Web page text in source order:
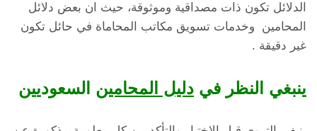
الدلائل تكون ذات مصداقية وموثوقة، حيث ان بعض دلائل
المحامين وخدمات تسويق مكاتب المحاماة في حائل تكون
غير دقيقة .
ينبغي النظر في دليل المحامين السعوديين